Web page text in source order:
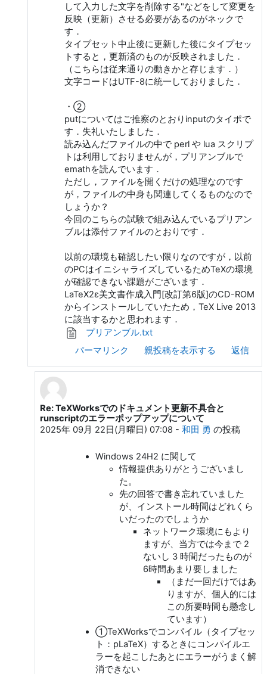
して入力した文字を削除する"などをして変更を
反映（更新）させる必要があるのがネックで
す．
タイプセット中止後に更新した後にタイプセッ
トすると，更新済のものが反映されました．
（こちらは従来通りの動きかと存じます．）
文字コードはUTF-8に統一しておりました．
・②
putについてはご推察のとおりinputのタイポで
す．失礼いたしました．
読み込んだファイルの中で perl や lua スクリプ
トは利用しておりませんが，プリアンブルで
emathを読んでいます．
ただし，ファイルを開くだけの処理なのです
が，ファイルの中身も関連してくるものなので
しょうか？
今回のこちらの試験で組み込んでいるプリアン
ブルは添付ファイルのとおりです．
以前の環境も確認したい限りなのですが，以前
のPCはイニシャライズしているためTeXの環境
が確認できない課題がございます．
LaTeX2ε美文書作成入門[改訂第6版]のCD-ROM
からインストールしていたため，TeX Live 2013
に該当するかと思われます．
プリアンブル.txt
パーマリンク
親投稿を表示する 返信
F Roco への返信
Re: TeXWorksでのドキュメント更新不具合と
runscriptのエラーポップアップについて
2025年 09月 22日(月曜日) 07:08 - 和田 勇 の投稿
Windows 24H2 に関して
情報提供ありがとうございまし
た。
先の回答で書き忘れていました
が、インストール時間はどれくら
いだったのでしょうか
ネットワーク環境にもより
ますが、当方では今まで 2
ないし 3 時間だったものが
6時間あまり要しました
（まだ一回だけではあ
りますが、個人的には
この所要時間も懸念し
ています）
①TeXWorksでコンパイル（タイプセッ
ト：pLaTeX）するときにコンパイルエ
ラーを起こしたあとにエラーがうまく解
消できない